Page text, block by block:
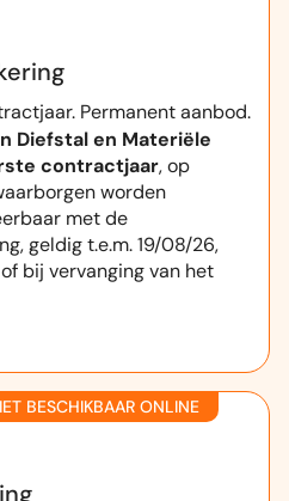
Permanent aanbod.
Diefstal en Materiële
contractjaar, op
worden
met de
geldig t.e.m. 19/08/26,
bij vervanging van het
BESCHIKBAAR ONLINE